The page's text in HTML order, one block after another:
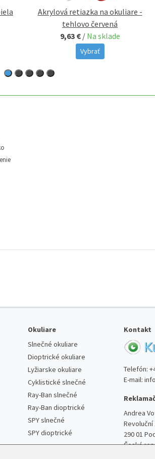
Akrylová retiazka na okuliare -
tehlovo červená
9,63 € / Na sklade
Vybrať
Okuliare
Slnečné okuliare
Dioptrické okuliare
Lyžiarske okuliare
Cyklistické slnečné
Ray-Ban slnečné
Ray-Ban dioptrické
SPY slnečné
SPY dioptrické
Kontakt
Telefón:
E-mail:
Andrea
Revoluční
290 01
Česká